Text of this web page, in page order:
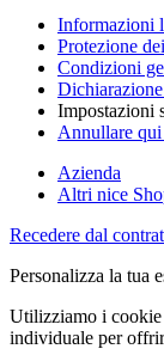
Informazioni
Protezione
Condizioni
Impostazioni
Annullare
Azienda
Altri nice
Recedere dal
Personalizza la tua
Utilizziamo i cookie
individuale per